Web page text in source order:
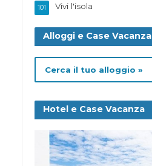
Vivi l'isola
101
Alloggi e Case Vacanza
Cerca il tuo alloggio »
Hotel e Case Vacanza